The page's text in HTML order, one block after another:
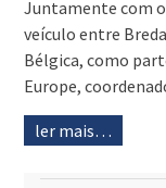
Juntamente com o
veículo entre
Bélgica, como
Europe,
ler mais…